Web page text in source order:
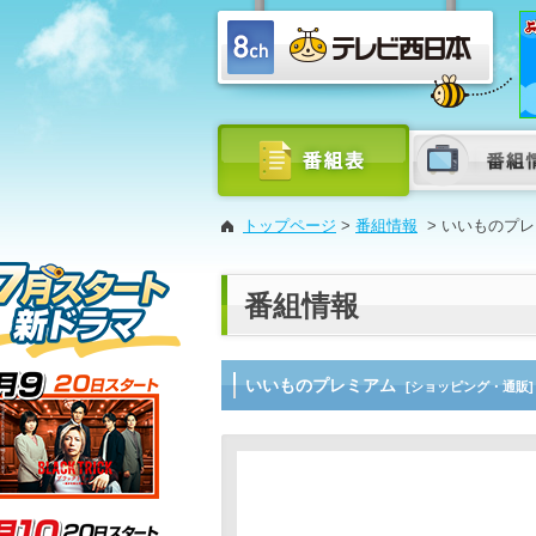
トップページ > 番組情報 > いいものプ
番組情報
いいものプレミアム [ショッピング・通販]